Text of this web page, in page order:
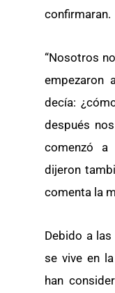
confirmaran.
“Nosotros
empezaron
decía:
después
comenzó
dijeron
comenta la
Debido a
se vive en
han